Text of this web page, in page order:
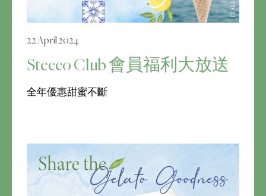
22 April 2024
Stecco Club 會員福利大放送
全年優惠甜蜜不斷